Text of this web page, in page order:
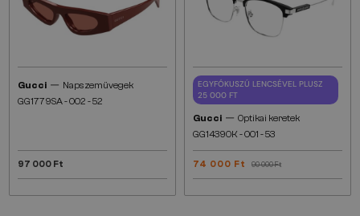
Gucci — Napszemüvegek
GG1779SA - 002 - 52
97 000 Ft
EGYFÓKUSZÚ LENCSÉVEL PLUSZ
25 000 FT
Gucci — Optikai keretek
GG1439OK - 001 - 53
74 000 Ft 90 000 Ft